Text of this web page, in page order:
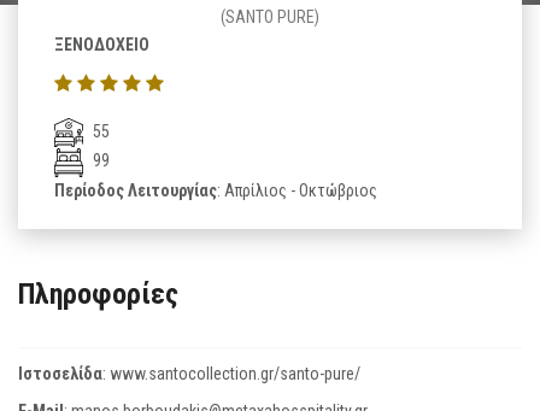
(SANTO PURE)
ΞΕΝΟΔΟΧΕΙΟ
55
99
Περίοδος Λειτουργίας: Απρίλιος - Οκτώβριος
Πληροφορίες
Ιστοσελίδα: www.santocollection.gr/santo-pure/